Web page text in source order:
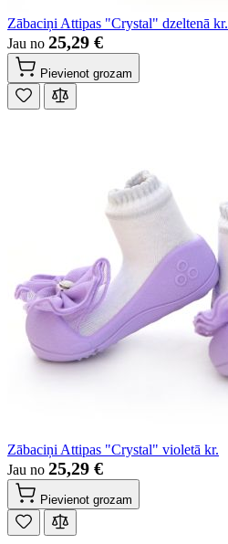
Zābaciņi Attipas "Crystal" dzeltenā kr.
Jau no 25,29 €
Pievienot grozam
Zābaciņi Attipas "Crystal" violetā kr.
Jau no 25,29 €
Pievienot grozam